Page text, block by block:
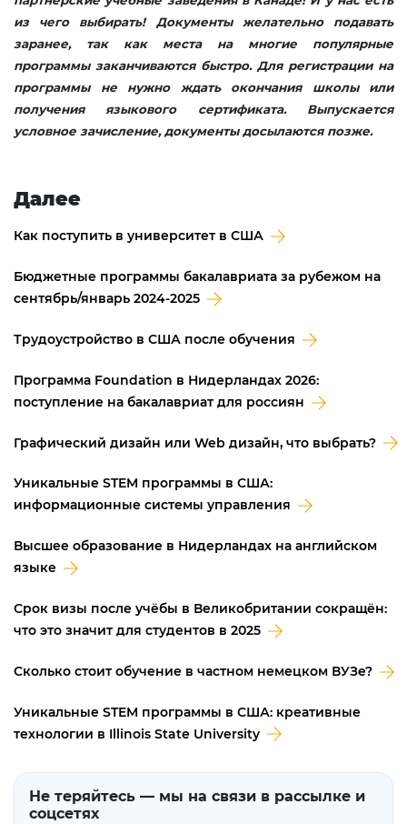
из чего выбирать! Документы желательно подавать
заранее, так как места на многие популярные
программы заканчиваются быстро. Для регистрации на
программы не нужно ждать окончания школы или
получения языкового сертификата. Выпускается
условное зачисление, документы досылаются позже.
Далее
Как поступить в университет в США
Бюджетные программы бакалавриата за рубежом на
сентябрь/январь 2024-2025
Трудоустройство в CША после обучения
Программа Foundation в Нидерландах 2026:
поступление на бакалавриат для россиян
Графический дизайн или Web дизайн, что выбрать?
Уникальные STEM программы в США:
информационные системы управления
Высшее образование в Нидерландах на английском
языке
Срок визы после учёбы в Великобритании сокращён:
что это значит для студентов в 2025
Сколько стоит обучение в частном немецком ВУЗе?
Уникальные STEM программы в США: креативные
технологии в Illinois State University
Не теряйтесь — мы на связи в рассылке и
соцсетях